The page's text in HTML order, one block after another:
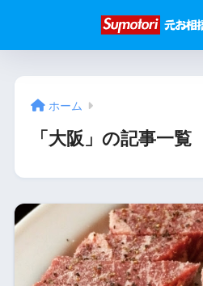
ホーム
「大阪」の記事一覧